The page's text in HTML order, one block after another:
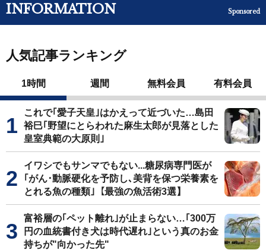
INFORMATION Sponsored
人気記事ランキング
1時間 週間 無料会員 有料会員
これで｢愛子天皇｣はかえって近づいた…島田
裕巳｢野望にとらわれた麻生太郎が見落とした
皇室典範の大原則｣
イワシでもサンマでもない...糖尿病専門医が
｢がん･動脈硬化を予防し､美背を保つ栄養素を
とれる魚の種類｣【最強の魚活術3選】
富裕層の｢ペット離れ｣が止まらない…｢300万
円の血統書付き犬は時代遅れ｣という真のお金
持ちが"向かった先"